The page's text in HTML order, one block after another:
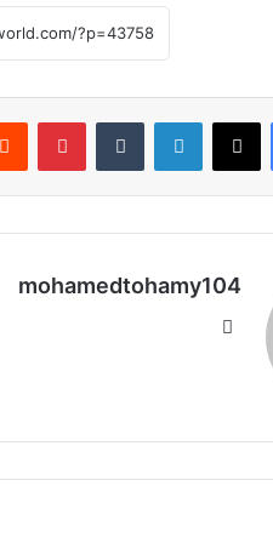
فيسبوك ‫X لينكدإن
mohamedtohamy104